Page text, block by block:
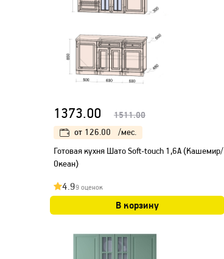
1373.00 1511.00
от 126.00
/мес.
Готовая кухня Шато Soft-touch 1,6А (Кашемир/
Океан)
4.99 оценок
В корзину